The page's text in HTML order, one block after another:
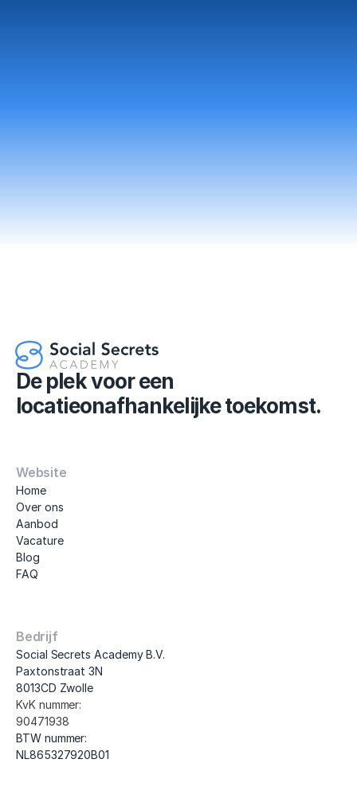
De plek voor een
locatieonafhankelijke toekomst.
Website
Home
Over ons
Aanbod
Vacature
Blog
FAQ
Bedrijf
Social Secrets Academy B.V.
Paxtonstraat 3N
8013CD Zwolle
KvK nummer:
90471938
BTW nummer:
NL865327920B01